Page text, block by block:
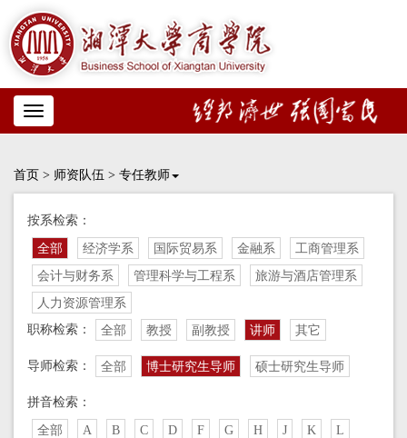
Toggle
navigation
首页 > 师资队伍 > 专任教师
按系检索：
全部 经济学系 国际贸易系 金融系
工商管理系
会计与财务系
管理科学与工程系
旅游与酒店管理系
人力资源管理系
职称检索：
全部 教授 副教授 讲师 其它
导师检索： 全部 博士研究生导师 硕士研究生导师
拼音检索：
全部 A B C D F G H J K
L